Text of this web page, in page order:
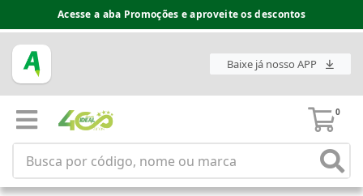
Acesse a aba Promoções e aproveite os descontos
Baixe já nosso APP
0